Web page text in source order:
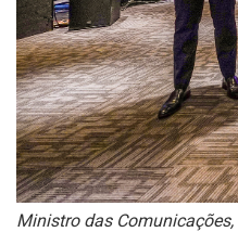
Ministro das Comunicações,